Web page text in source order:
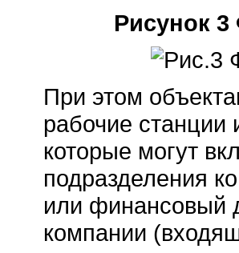
Рисунок
При этом
рабочие станции
которые могут
подразделения
или финансовый
компании